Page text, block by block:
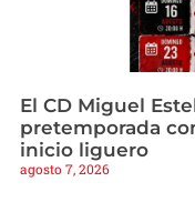
El CD Miguel
pretemporada
inicio liguero
agosto 7, 2026